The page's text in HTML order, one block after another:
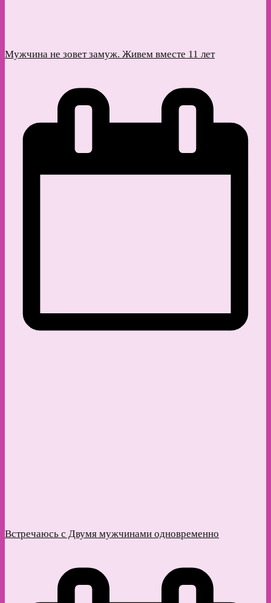
Мужчина не зовет замуж. Живем вместе 11 лет
Встречаюсь с Двумя мужчинами одновременно